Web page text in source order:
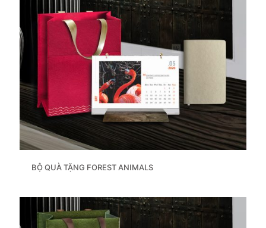
BỘ QUÀ TẶNG FOREST ANIMALS